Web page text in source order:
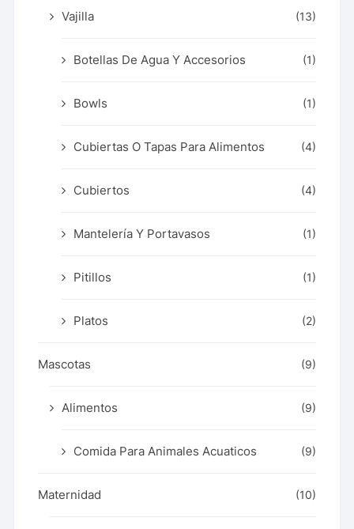
Vajilla (13)
Botellas De Agua Y Accesorios (1)
Bowls (1)
Cubiertas O Tapas Para Alimentos (4)
Cubiertos (4)
Mantelería Y Portavasos (1)
Pitillos (1)
Platos (2)
Mascotas (9)
Alimentos (9)
Comida Para Animales Acuaticos (9)
Maternidad (10)